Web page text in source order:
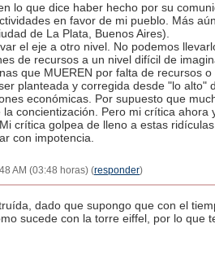
lo que dice haber hecho por su
en favor de mi pueblo. Más
de La Plata, Buenos Aires).
el eje a otro nivel. No podemos
de recursos a un nivel difícil de
que MUEREN por falta de recursos
planteada y corregida desde "lo alto"
económicas. Por supuesto que
concientización. Pero mi crítica
crítica golpea de lleno a estas
con impotencia.
AM (03:48 horas) (responder)
dado que supongo que con el
sucede con la torre eiffel, por lo que